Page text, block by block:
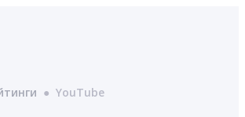
● YouTube